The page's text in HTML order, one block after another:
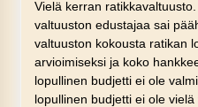
Vielä kerran
valtuuston edustajaa sai
valtuuston kokousta ratikan
arvioimiseksi ja koko
lopullinen budjetti ei ole
lopullinen budjetti ei ole